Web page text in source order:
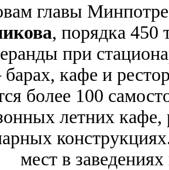
главы
, порядка 450
при
кафе и
более 100
летних
мест в